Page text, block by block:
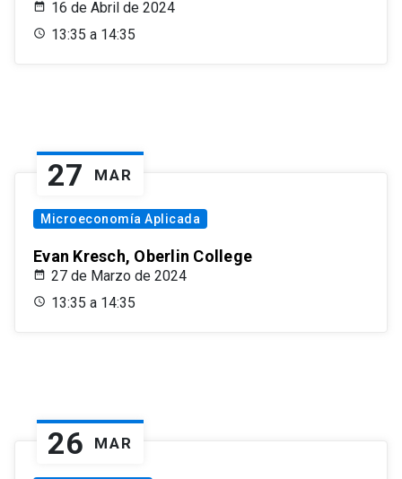
16 de Abril de 2024
13:35 a 14:35
27 MAR
Microeconomía Aplicada
Evan Kresch, Oberlin College
27 de Marzo de 2024
13:35 a 14:35
26 MAR